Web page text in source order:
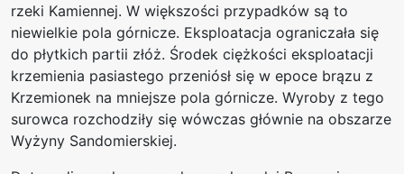
rzeki Kamiennej. W większości przypadków są to
niewielkie pola górnicze. Eksploatacja ograniczała się
do płytkich partii złóż. Środek ciężkości eksploatacji
krzemienia pasiastego przeniósł się w epoce brązu z
Krzemionek na mniejsze pola górnicze. Wyroby z tego
surowca rozchodziły się wówczas głównie na obszarze
Wyżyny Sandomierskiej.